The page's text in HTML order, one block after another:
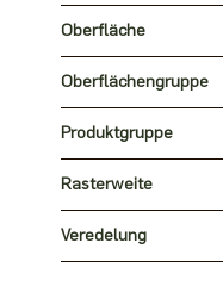
Oberfläche
Oberflächengruppe
Produktgruppe
Rasterweite
Veredelung